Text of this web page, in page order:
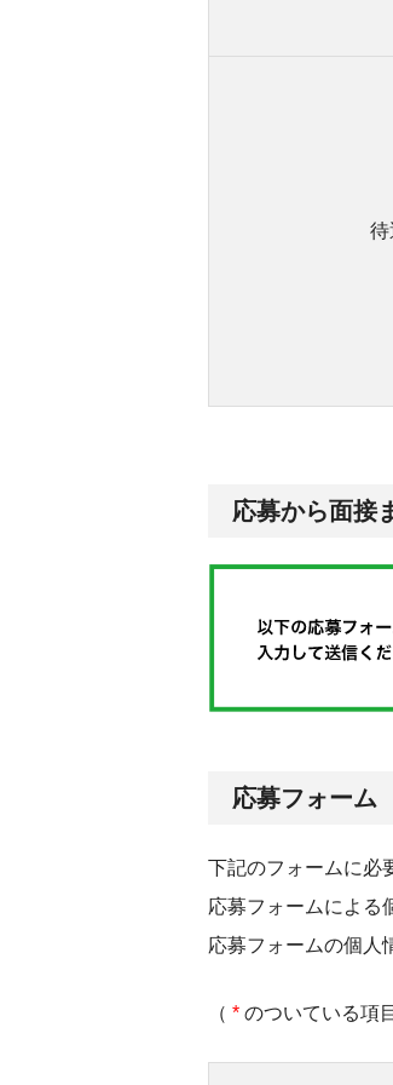
待
応募から面接
応募フォーム
下記のフォームに必
応募フォームによる
応募フォームの個人
（ * のついている項